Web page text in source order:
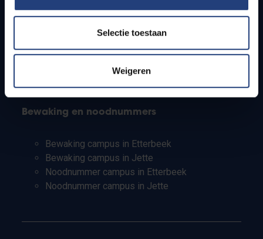
Selectie toestaan
Weigeren
Studenten
PhD-studenten
Leerkrachten en secundaire scholen
Bewaking en noodnummers
Bewaking campus in Etterbeek
Bewaking campus in Jette
Noodnummer campus in Etterbeek
Noodnummer campus in Jette